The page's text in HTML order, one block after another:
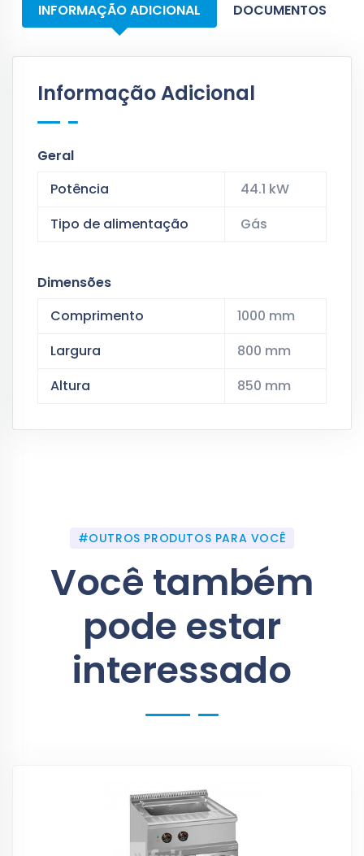
INFORMAÇÃO ADICIONAL DOCUMENTOS
Informação Adicional
Geral
Potência
44.1 kW
Tipo de alimentação
Gás
Dimensões
Comprimento
1000 mm
Largura
800 mm
Altura
850 mm
#OUTROS PRODUTOS PARA VOCÊ
Você também
pode estar
interessado